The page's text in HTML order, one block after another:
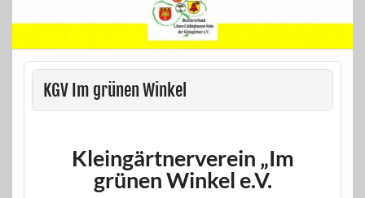
KGV Im grünen Winkel
Kleingärtnerverein „Im
grünen Winkel e.V.